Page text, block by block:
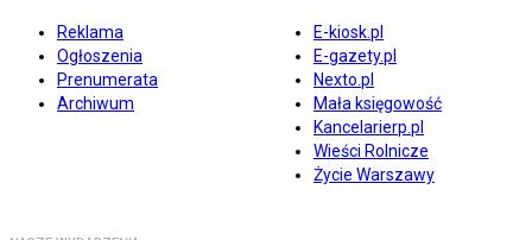
Reklama
Ogłoszenia
Prenumerata
Archiwum
E-kiosk.pl
E-gazety.pl
Nexto.pl
Mała księgowość
Kancelarierp.pl
Wieści Rolnicze
Życie Warszawy